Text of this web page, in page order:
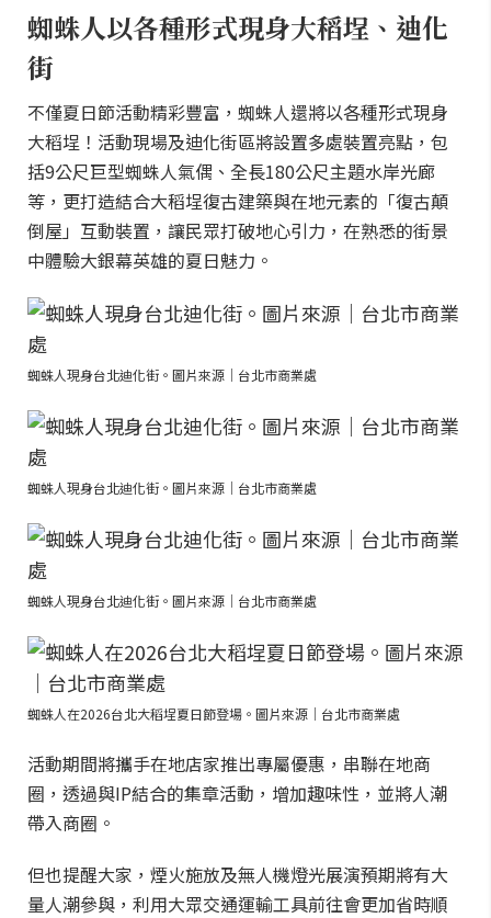
蜘蛛人以各種形式現身大稻埕、迪化
街
不僅夏日節活動精彩豐富，蜘蛛人還將以各種形式現身
大稻埕！活動現場及迪化街區將設置多處裝置亮點，包
括9公尺巨型蜘蛛人氣偶、全長180公尺主題水岸光廊
等，更打造結合大稻埕復古建築與在地元素的「復古顛
倒屋」互動裝置，讓民眾打破地心引力，在熟悉的街景
中體驗大銀幕英雄的夏日魅力。
蜘蛛人現身台北迪化街。圖片來源｜台北市商業處
蜘蛛人現身台北迪化街。圖片來源｜台北市商業處
蜘蛛人現身台北迪化街。圖片來源｜台北市商業處
蜘蛛人在2026台北大稻埕夏日節登場。圖片來源｜台北市商業處
活動期間將攜手在地店家推出專屬優惠，串聯在地商
圈，透過與IP結合的集章活動，增加趣味性，並將人潮
帶入商圈。
但也提醒大家，煙火施放及無人機燈光展演預期將有大
量人潮參與，利用大眾交通運輸工具前往會更加省時順